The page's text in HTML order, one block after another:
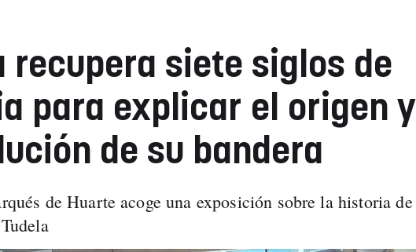
recupera siete siglos de
para explicar el origen y
de su bandera
de Huarte acoge una exposición sobre la historia de